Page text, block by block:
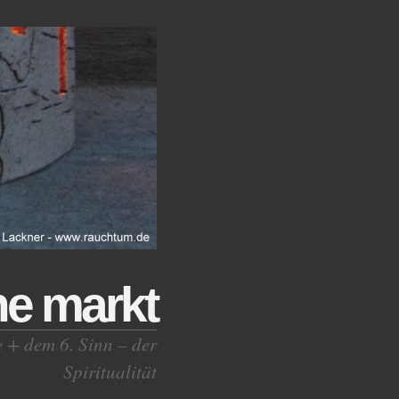
markt
+ dem 6. Sinn – der
Spiritualität